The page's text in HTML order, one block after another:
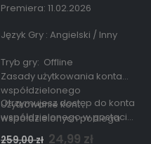
Premiera: 11.02.2026
Język Gry : Angielski / Inny
Tryb gry: Offline
Zasady użytkowania konta
współdzielonego
Użytkowanie kont
współdzielonych podlega
zasadom opisanym
Otrzymujesz dostęp do konta
współdzielonego w postaci…
259,00zł 24,99 zł